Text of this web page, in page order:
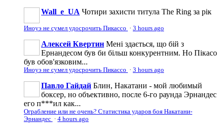
Wall_e_UA Чотири захисти титула The Ring за рік
Иноуэ не сумел удосрочить Пикассо · 3 hours ago
Алексей Квертин Мені здається, що бій з
Ернандесом був би більш конкурентним. Но Пікасо
був обов'язковим...
Иноуэ не сумел удосрочить Пикассо · 3 hours ago
Павло Гайдай Блин, Накатани - мой любимый
боксер, но объективно, после 6-го раунда Эрнандес
его п***ил как...
Ограбление или не очень? Статистика ударов боя Накатани-
Эрнандес · 4 hours ago